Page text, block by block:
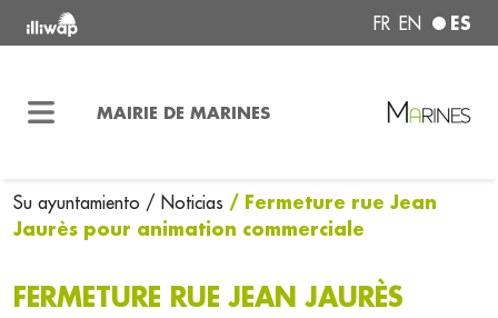
FR EN ES
MAIRIE DE MARINES
Su ayuntamiento / Noticias / Fermeture rue Jean
Jaurès pour animation commerciale
FERMETURE RUE JEAN JAURÈS